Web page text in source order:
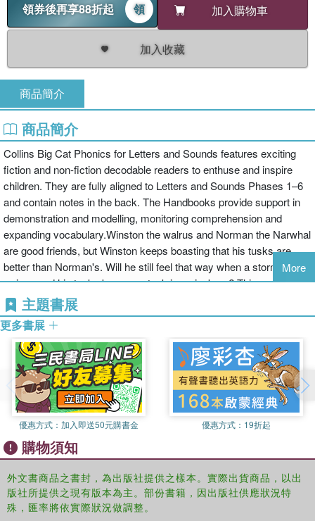
領券後再享88折起
領 加入購物車
加入收藏
商品簡介
商品簡介
Collins Big Cat Phonics for Letters and Sounds features exciting
fiction and non-fiction decodable readers to enthuse and inspire
children. They are fully aligned to Letters and Sounds Phases 1–6
and contain notes in the back. The Handbooks provide support in
demonstration and modelling, monitoring comprehension and
expanding vocabulary.Winston the walrus and Norman the Narwhal
are good friends, but Winston keeps boasting that his tusks are
better than Norman's. Will he still feel that way when a storm
arrives and his tusks become stuck in an iceberg? This sweet
friendship story was written by Jane Clarke.Blue/Band 4 books
offer longer, repeated patterns with sequential events and integrated
literary and natural language.This book focuses on adjacent
consonants with long vowel phonemes.Pages 14 and 15 allow
children to re-visit the content of the book, supporting
comprehension skills, vocabulary development and recall.Reading
notes within the book provide practical support for reading Big Cat
Phonics for Letters and Sounds with children, including a list of all
the sounds and words that the book will cover.This book has been
quizzed for Accelerated Reader.
More
主題書展
更多書展
優惠方式： 加入即送50元購書金 優惠方式： 19折起
購物須知
外文書商品之書封，為出版社提供之樣本。實際出貨商品，以出
版社所提供之現有版本為主。部份書籍，因出版社供應狀況特
殊，匯率將依實際狀況做調整。